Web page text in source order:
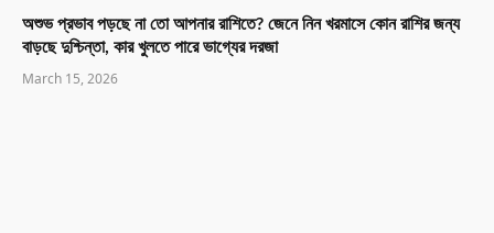
অশুভ প্রভাব পড়ছে না তো আপনার রাশিতে? জেনে নিন খরমাসে কোন রাশির জন্য
বাড়ছে দুশ্চিন্তা, কার খুলতে পারে ভাগ্যের দরজা
March 15, 2026